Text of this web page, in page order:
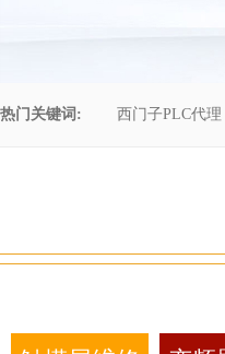
热门关键词: 西门子PLC代理